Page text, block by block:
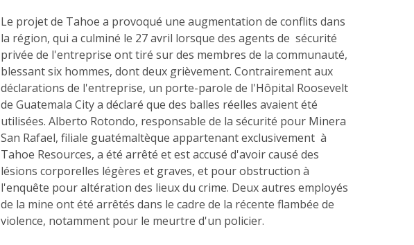
Le projet de Tahoe a provoqué une augmentation de conflits dans
la région, qui a culminé le 27 avril lorsque des agents de sécurité
privée de l'entreprise ont tiré sur des membres de la communauté,
blessant six hommes, dont deux grièvement. Contrairement aux
déclarations de l'entreprise, un porte-parole de l'Hôpital Roosevelt
de Guatemala City a déclaré que des balles réelles avaient été
utilisées. Alberto Rotondo, responsable de la sécurité pour Minera
San Rafael, filiale guatémaltèque appartenant exclusivement à
Tahoe Resources, a été arrêté et est accusé d'avoir causé des
lésions corporelles légères et graves, et pour obstruction à
l'enquête pour altération des lieux du crime. Deux autres employés
de la mine ont été arrêtés dans le cadre de la récente flambée de
violence, notamment pour le meurtre d'un policier.